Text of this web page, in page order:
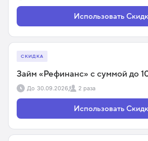
Использовать
СКИДКА
Займ «Рефинанс» с суммой до
До 30.09.2026 2 раза
Использовать